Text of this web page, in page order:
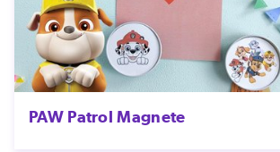
PAW Patrol Magnete